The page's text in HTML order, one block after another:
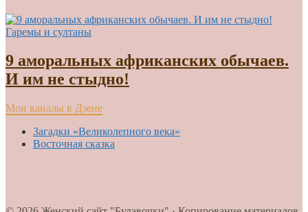
Гаремы и султаны
9 аморальных африканских обычаев.
И им не стыдно!
Мои каналы в Дзене
Загадки «Великолепного века»
Восточная сказка